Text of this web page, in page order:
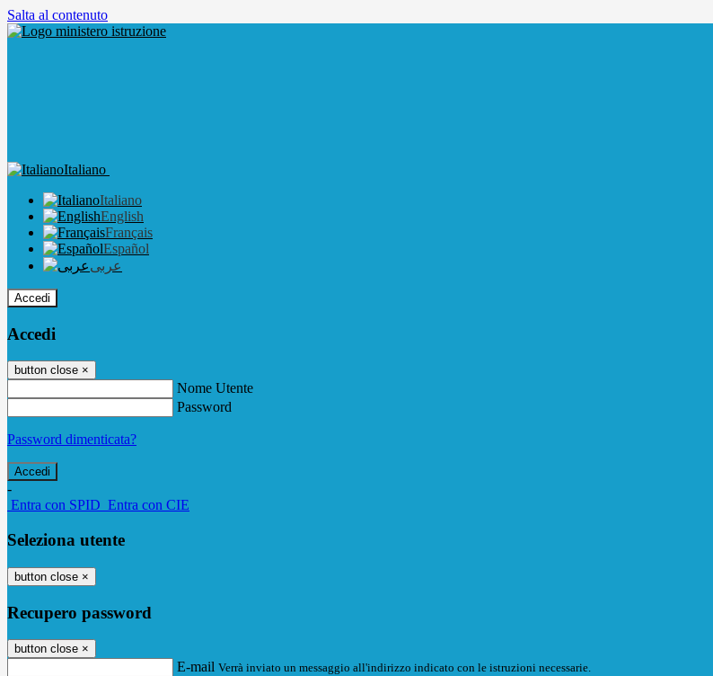
Salta al contenuto
Italiano
Italiano
English
Français
Español
عربى
Accedi
Accedi
button close ×
Nome Utente
Password
Password dimenticata?
-
Entra con SPID Entra con CIE
Seleziona utente
button close ×
Recupero password
button close ×
E-mail Verrà inviato un messaggio all'indirizzo indicato con le istruzioni necessarie.